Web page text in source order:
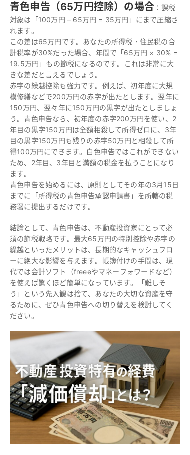
青色申告（65万円控除）の場合 ：課税
対象は「100万円 – 65万円 = 35万円」にまで圧縮さ
れます。
この差は65万円です。あなたの所得税・住民税の合
計税率が30%だった場合、年間で「65万円 × 30% =
19.5万円」もの節税になるのです。これは非常に大
きな差だと言えるでしょう。
赤字の繰越控除も強力です。例えば、初年度に大規
模修繕などで200万円の赤字が出たとします。翌年に
150万円、翌々年に150万円の黒字が出たとしましょ
う。青色申告なら、初年度の赤字200万円を使い、2
年目の黒字150万円は全額相殺して所得ゼロに、3年
目の黒字150万円も残りの赤字50万円と相殺して所
得100万円にできます。白色申告ではこれができない
ため、2年目、3年目と満額の税金を払うことになり
ます。
青色申告を始めるには、原則としてその年の3月15日
までに「所得税の青色申告承認申請書」を所轄の税
務署に提出するだけです。
結論として、青色申告は、不動産投資家にとって必
須の節税戦略です。最大65万円の特別控除や赤字の
繰越といったメリットは、長期的なキャッシュフロ
ーに絶大な影響を与えます。帳簿付けの手間は、現
代では会計ソフト（freeeやマネーフォワードなど）
を使えば驚くほど簡単になっています。「難しそ
う」という先入観は捨て、あなたの大切な資産を守
るために、ぜひ青色申告への切り替えを検討してく
ださい。